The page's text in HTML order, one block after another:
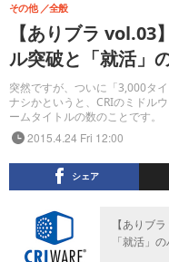
【ありブラ vol.03
ル突破と「就活」
突然ですが、ついに「3,000タ
ナシかというと、CRIのミドル
ームタイトルの数のことです。
その他 全般
2015.4.24 Fri 12:00
シェア
【ありブ
「就活」